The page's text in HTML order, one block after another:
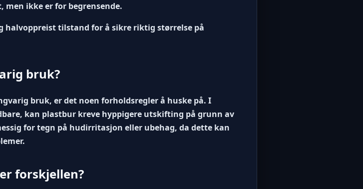
ikke er for begrensende.
halvoppreist tilstand for å sikre riktig størrelse på
bruk?
bruk, er det noen forholdsregler å huske på. I
kan plastbur kreve hyppigere utskifting på grunn av
for tegn på hudirritasjon eller ubehag, da dette kan
forskjellen?